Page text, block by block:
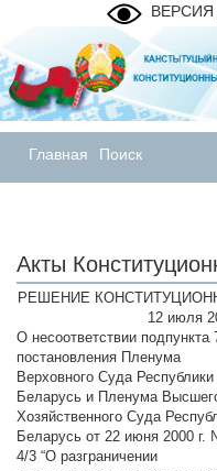
Главная Поиск
Акты
РЕШЕНИЕ
12 июля
О несоответствии подпункта
постановления Пленума
Верховного Суда Республики
Беларусь и Пленума
Хозяйственного Суда
Беларусь от 22 июня 2000 г.
4/3 “О разграничении